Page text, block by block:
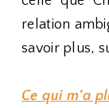
relation
savoir plus,
Ce qui m'a